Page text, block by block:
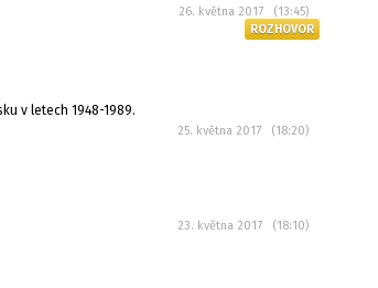
26. května 2017 (13:45)
ROZHOVOR
v letech 1948-1989.
25. května 2017 (18:20)
23. května 2017 (18:10)